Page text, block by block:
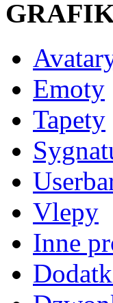
Emoty
Tapety
Vlepy
Inne